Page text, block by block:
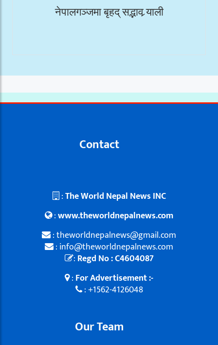
नेपालगञ्जमा बृहद् सद्भाव र्‍याली
Contact
:The World Nepal News INC
:www.theworldnepalnews.com
: theworldnepalnews@gmail.com
: info@theworldnepalnews.com
: Regd No : C4604087
: For Advertisement :-
: +1562-4126048
Our Team